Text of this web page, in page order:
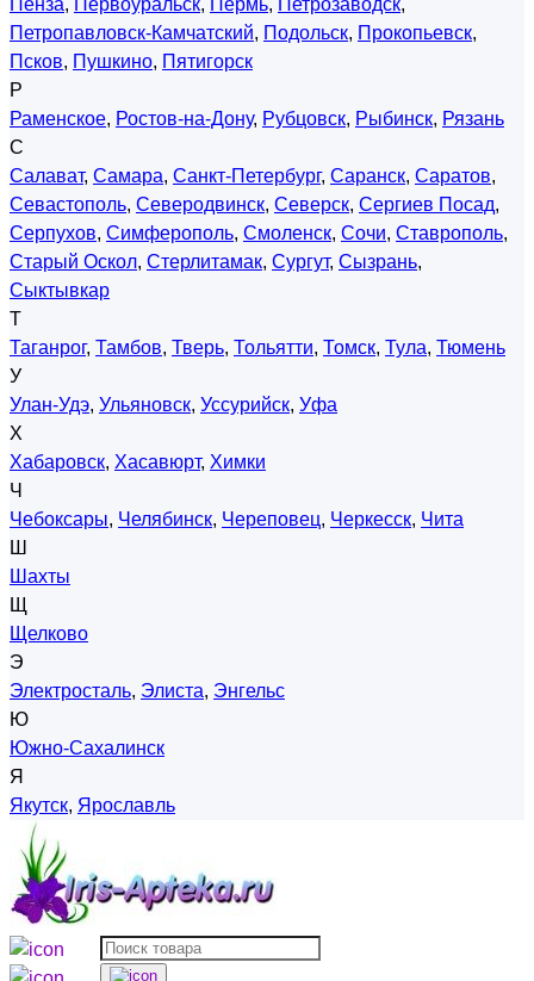
Пенза, Первоуральск, Пермь, Петрозаводск,
Петропавловск-Камчатский, Подольск, Прокопьевск,
Псков, Пушкино, Пятигорск
Р
Раменское, Ростов-на-Дону, Рубцовск, Рыбинск, Рязань
С
Салават, Самара, Санкт-Петербург, Саранск, Саратов,
Севастополь, Северодвинск, Северск, Сергиев Посад,
Серпухов, Симферополь, Смоленск, Сочи, Ставрополь,
Старый Оскол, Стерлитамак, Сургут, Сызрань,
Сыктывкар
Т
Таганрог, Тамбов, Тверь, Тольятти, Томск, Тула, Тюмень
У
Улан-Удэ, Ульяновск, Уссурийск, Уфа
Х
Хабаровск, Хасавюрт, Химки
Ч
Чебоксары, Челябинск, Череповец, Черкесск, Чита
Ш
Шахты
Щ
Щелково
Э
Электросталь, Элиста, Энгельс
Ю
Южно-Сахалинск
Я
Якутск, Ярославль